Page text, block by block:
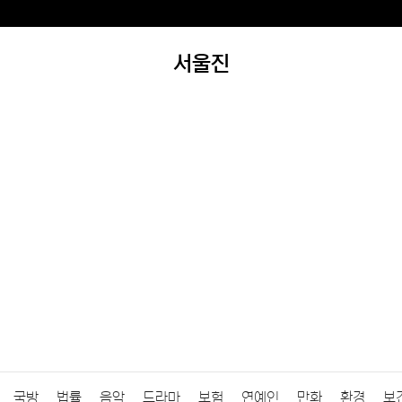
서울진
국방 법률 음악 드라마 보험 연예인 만화 환경 보